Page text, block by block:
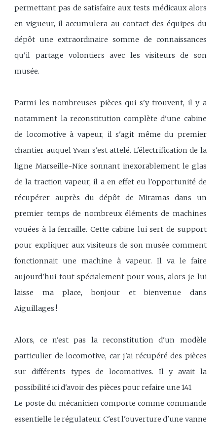
permettant pas de satisfaire aux tests médicaux alors
en vigueur, il accumulera au contact des équipes du
dépôt une extraordinaire somme de connaissances
qu'il partage volontiers avec les visiteurs de son
musée.
Parmi les nombreuses pièces qui s'y trouvent, il y a
notamment la reconstitution complète d'une cabine
de locomotive à vapeur, il s'agit même du premier
chantier auquel Yvan s'est attelé. L'électrification de la
ligne Marseille-Nice sonnant inexorablement le glas
de la traction vapeur, il a en effet eu l'opportunité de
récupérer auprès du dépôt de Miramas dans un
premier temps de nombreux éléments de machines
vouées à la ferraille. Cette cabine lui sert de support
pour expliquer aux visiteurs de son musée comment
fonctionnait une machine à vapeur. Il va le faire
aujourd'hui tout spécialement pour vous, alors je lui
laisse ma place, bonjour et bienvenue dans
Aiguillages !
Alors, ce n'est pas la reconstitution d'un modèle
particulier de locomotive, car j'ai récupéré des pièces
sur différents types de locomotives. Il y avait la
possibilité ici d'avoir des pièces pour refaire une 141
Le poste du mécanicien comporte comme commande
essentielle le régulateur. C'est l'ouverture d'une vanne